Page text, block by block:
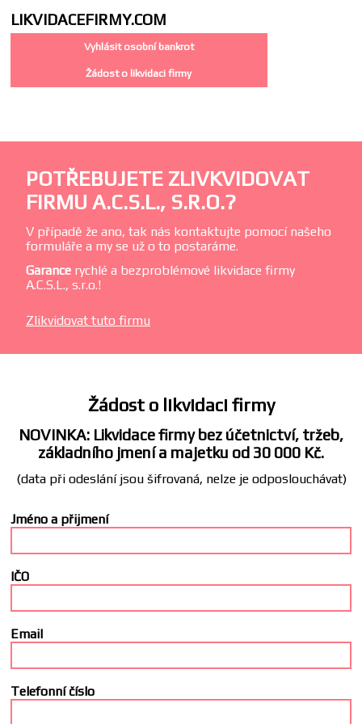
LIKVIDACEFIRMY.COM
Vyhlásit osobní bankrot
Žádost o likvidaci firmy
POTŘEBUJETE ZLIVKVIDOVAT
FIRMU A.C.S.L., S.R.O.?
V případě že ano, tak nás kontaktujte pomocí našeho
formuláře a my se už o to postaráme.
Garance rychlé a bezproblémové likvidace firmy
A.C.S.L., s.r.o.!
Zlikvidovat tuto firmu
Žádost o likvidaci firmy
NOVINKA: Likvidace firmy bez účetnictví, tržeb,
základního jmení a majetku od 30 000 Kč.
(data při odeslání jsou šifrovaná, nelze je odposlouchávat)
Jméno a přijmení
IČO
Email
Telefonní číslo